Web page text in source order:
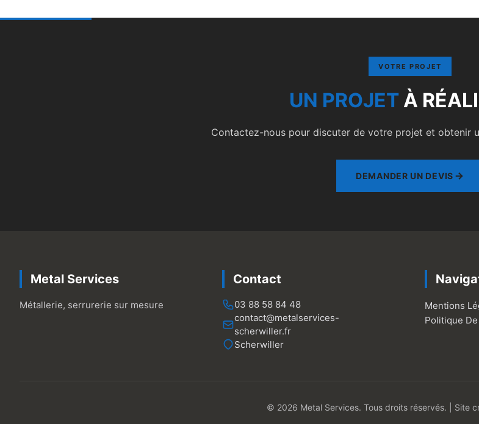
VOTRE PROJET
UN PROJETÀ
Contactez-nous pour discuter de votre projet et obtenir
DEMANDER UN DEVIS
Metal Services
Métallerie, serrurerie sur mesure
Contact
03 88 58 84 48
contact@metalservices-
scherwiller.fr
Scherwiller
Mentions
Politique
© 2026 Metal Services. Tous droits réservés. | Site